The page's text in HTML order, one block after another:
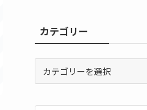
カテゴリー
リ